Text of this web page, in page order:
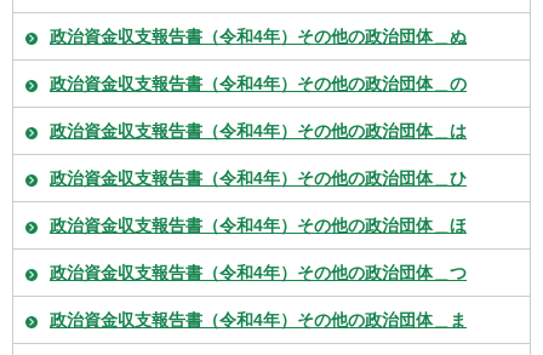
政治資金収支報告書（令和4年）その他の政治団体＿ぬ
政治資金収支報告書（令和4年）その他の政治団体＿の
政治資金収支報告書（令和4年）その他の政治団体＿は
政治資金収支報告書（令和4年）その他の政治団体＿ひ
政治資金収支報告書（令和4年）その他の政治団体＿ほ
政治資金収支報告書（令和4年）その他の政治団体＿つ
政治資金収支報告書（令和4年）その他の政治団体＿ま